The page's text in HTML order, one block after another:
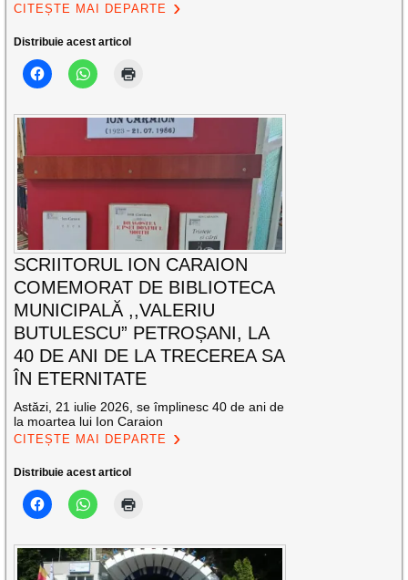
CITEȘTE MAI DEPARTE
Distribuie acest articol
SCRIITORUL ION CARAION
COMEMORAT DE BIBLIOTECA
MUNICIPALĂ ,,VALERIU
BUTULESCU” PETROȘANI, LA
40 DE ANI DE LA TRECEREA SA
ÎN ETERNITATE
Astăzi, 21 iulie 2026, se împlinesc 40 de ani de
la moartea lui Ion Caraion
CITEȘTE MAI DEPARTE
Distribuie acest articol